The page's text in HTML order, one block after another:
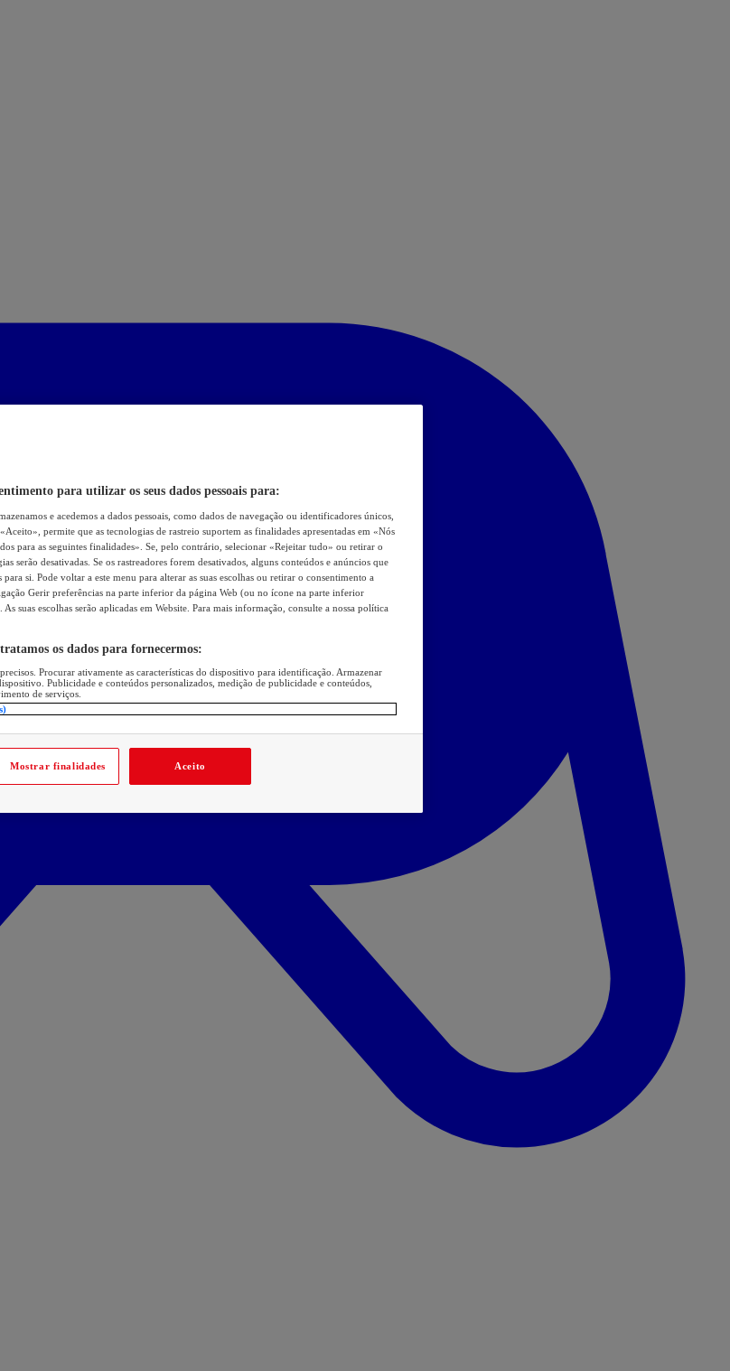
para utilizar os seus dados pessoais para:
e acedemos a dados pessoais, como dados de navegação ou identificadores únicos,
permite que as tecnologias de rastreio suportem as finalidades apresentadas em «Nós
para as seguintes finalidades». Se, pelo contrário, selecionar «Rejeitar tudo» ou retirar o
serão desativadas. Se os rastreadores forem desativados, alguns conteúdos e anúncios que
si. Pode voltar a este menu para alterar as suas escolhas ou retirar o consentimento a
Gerir preferências na parte inferior da página Web (ou no ícone na parte inferior
suas escolhas serão aplicadas em Website. Para mais informação, consulte a nossa política
os dados para fornecermos:
Procurar ativamente as características do dispositivo para identificação. Armazenar
Publicidade e conteúdos personalizados, medição de publicidade e conteúdos,
de serviços.
Mostrar finalidades Aceito